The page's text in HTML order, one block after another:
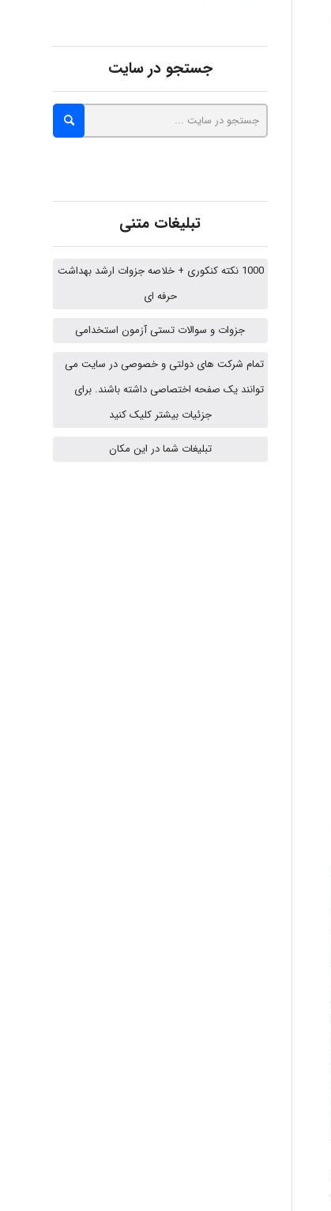
hosein abdolvand
emami
جستجو در سایت
تبلیغات متنی
1000 نکته کنکوری + خلاصه جزوات ارشد بهداشت
حرفه ای
جزوات و سوالات تستی آزمون استخدامی
تمام شرکت های دولتی و خصوصی در سایت می
توانند یک صفحه اختصاصی داشته باشند. برای
جزئیات بیشتر کلیک کنید
تبلیغات شما در این مکان